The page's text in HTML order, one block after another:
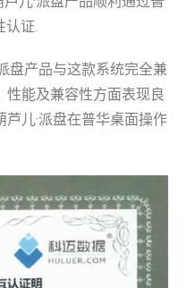
认证.
盘产品与这款系统完全兼
性能及兼容性方面表现良
儿·派盘在普华桌面操作